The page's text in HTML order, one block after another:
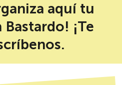
aquí tu
Bastardo! ¡Te